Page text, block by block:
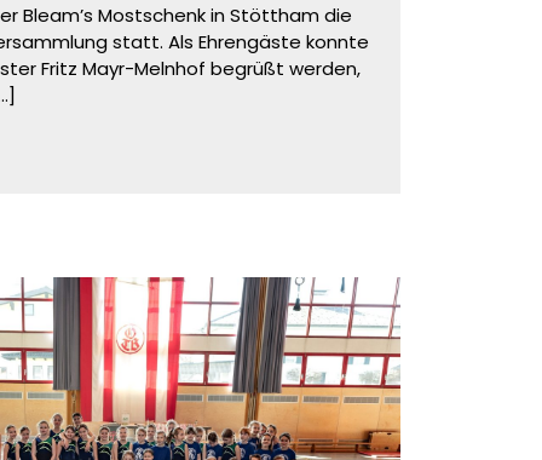
Bleam’s Mostschenk in Stöttham die
statt. Als Ehrengäste konnte
Fritz Mayr-Melnhof begrüßt werden,